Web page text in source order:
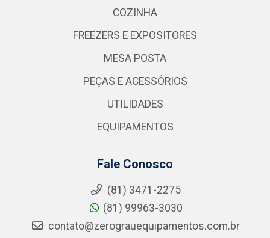
COZINHA
FREEZERS E EXPOSITORES
MESA POSTA
PEÇAS E ACESSÓRIOS
UTILIDADES
EQUIPAMENTOS
Fale Conosco
(81) 3471-2275
(81) 99963-3030
contato@zerograuequipamentos.com.br